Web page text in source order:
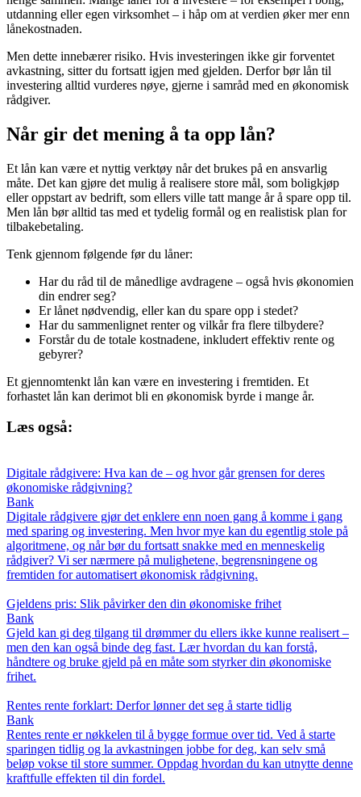
utdanning eller egen virksomhet – i håp om at verdien øker mer enn
lånekostnaden.
Men dette innebærer risiko. Hvis investeringen ikke gir forventet
avkastning, sitter du fortsatt igjen med gjelden. Derfor bør lån til
investering alltid vurderes nøye, gjerne i samråd med en økonomisk
rådgiver.
Når gir det mening å ta opp lån?
Et lån kan være et nyttig verktøy når det brukes på en ansvarlig
måte. Det kan gjøre det mulig å realisere store mål, som boligkjøp
eller oppstart av bedrift, som ellers ville tatt mange år å spare opp til.
Men lån bør alltid tas med et tydelig formål og en realistisk plan for
tilbakebetaling.
Tenk gjennom følgende før du låner:
Har du råd til de månedlige avdragene – også hvis økonomien
din endrer seg?
Er lånet nødvendig, eller kan du spare opp i stedet?
Har du sammenlignet renter og vilkår fra flere tilbydere?
Forstår du de totale kostnadene, inkludert effektiv rente og
gebyrer?
Et gjennomtenkt lån kan være en investering i fremtiden. Et
forhastet lån kan derimot bli en økonomisk byrde i mange år.
Læs også:
Digitale rådgivere: Hva kan de – og hvor går grensen for deres
økonomiske rådgivning?
Bank
Digitale rådgivere gjør det enklere enn noen gang å komme i gang
med sparing og investering. Men hvor mye kan du egentlig stole på
algoritmene, og når bør du fortsatt snakke med en menneskelig
rådgiver? Vi ser nærmere på mulighetene, begrensningene og
fremtiden for automatisert økonomisk rådgivning.
Gjeldens pris: Slik påvirker den din økonomiske frihet
Bank
Gjeld kan gi deg tilgang til drømmer du ellers ikke kunne realisert –
men den kan også binde deg fast. Lær hvordan du kan forstå,
håndtere og bruke gjeld på en måte som styrker din økonomiske
frihet.
Rentes rente forklart: Derfor lønner det seg å starte tidlig
Bank
Rentes rente er nøkkelen til å bygge formue over tid. Ved å starte
sparingen tidlig og la avkastningen jobbe for deg, kan selv små
beløp vokse til store summer. Oppdag hvordan du kan utnytte denne
kraftfulle effekten til din fordel.